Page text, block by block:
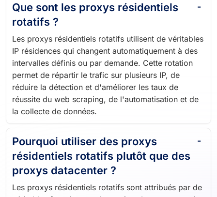
Que sont les proxys résidentiels
rotatifs ?
Les proxys résidentiels rotatifs utilisent de véritables
IP résidences qui changent automatiquement à des
intervalles définis ou par demande. Cette rotation
permet de répartir le trafic sur plusieurs IP, de
réduire la détection et d'améliorer les taux de
réussite du web scraping, de l'automatisation et de
la collecte de données.
Pourquoi utiliser des proxys
résidentiels rotatifs plutôt que des
proxys datacenter ?
Les proxys résidentiels rotatifs sont attribués par de